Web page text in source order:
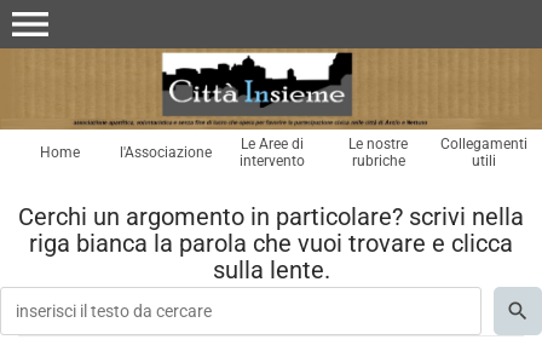
menu
Home l'Associazione
Le Aree di
intervento
Le nostre
rubriche
Collegamenti
utili
Cerchi un argomento in particolare? scrivi nella
riga bianca la parola che vuoi trovare e clicca
sulla lente.